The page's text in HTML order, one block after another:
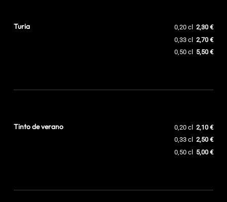
Turia 0,20 cl
2,30 €
0,33 cl 2,70 €
0,50 cl
5,50 €
Tinto de verano 0,20 cl 2,10 €
0,33 cl
2,50 €
0,50 cl
5,00 €